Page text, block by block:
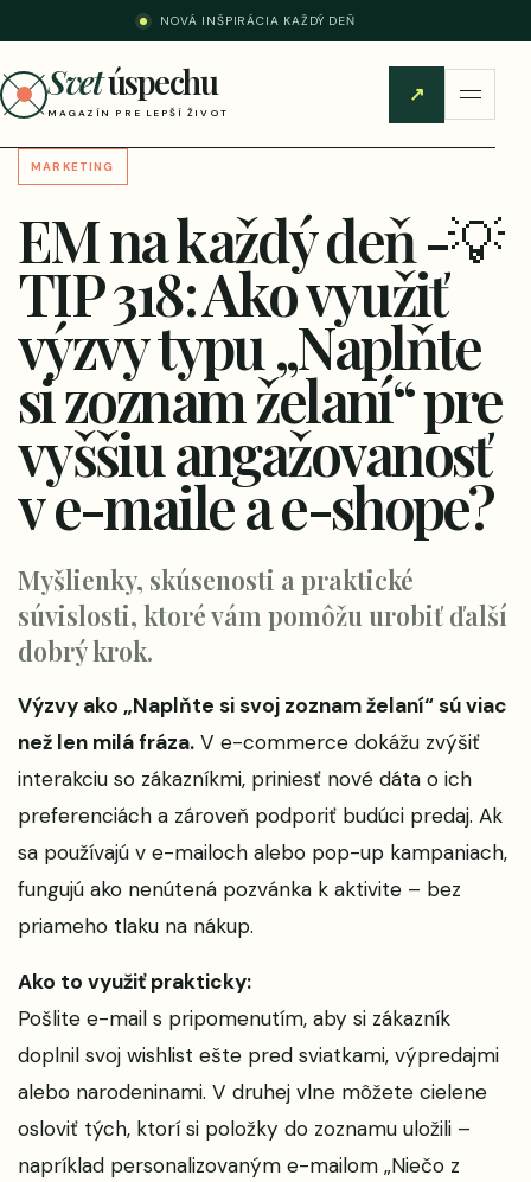
NOVÁ INŠPIRÁCIA KAŽDÝ DEŇ
Svetúspechu
MAGAZÍN PRE LEPŠÍ ŽIVOT
↗
MARKETING
EM na každý deň -💡
TIP 318: Ako využiť
výzvy typu „Naplňte
si zoznam želaní“ pre
vyššiu angažovanosť
v e-maile a e-shope?
Myšlienky, skúsenosti a praktické
súvislosti, ktoré vám pomôžu urobiť ďalší
dobrý krok.
Výzvy ako „Naplňte si svoj zoznam želaní“ sú viac
než len milá fráza. V e-commerce dokážu zvýšiť
interakciu so zákazníkmi, priniesť nové dáta o ich
preferenciách a zároveň podporiť budúci predaj. Ak
sa používajú v e-mailoch alebo pop-up kampaniach,
fungujú ako nenútená pozvánka k aktivite – bez
priameho tlaku na nákup.
Ako to využiť prakticky:
Pošlite e-mail s pripomenutím, aby si zákazník
doplnil svoj wishlist ešte pred sviatkami, výpredajmi
alebo narodeninami. V druhej vlne môžete cielene
osloviť tých, ktorí si položky do zoznamu uložili –
napríklad personalizovaným e-mailom „Niečo z